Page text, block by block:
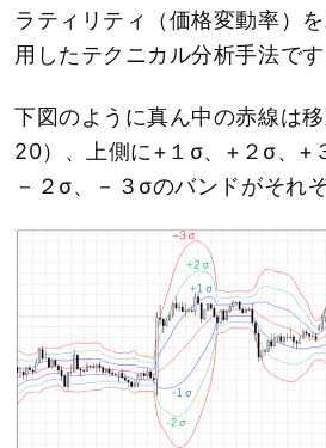
ラティリティ（価格変動率）
用したテクニカル分析手法です
下図のように真ん中の赤線は
20）、上側に+１σ、+２σ、+
－２σ、－３σのバンドがそれ